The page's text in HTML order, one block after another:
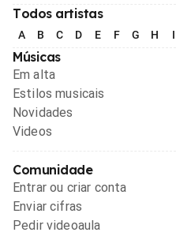
Todos artistas
A B C D E F G H I
Músicas
Em alta
Estilos musicais
Novidades
Videos
Comunidade
Entrar ou criar conta
Enviar cifras
Pedir videoaula